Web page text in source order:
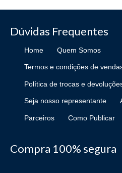
Dúvidas Frequentes
Home Quem Somos
Termos e condições de
Política de trocas e
Seja nosso representante
Parceiros Como Publicar
Compra 100% segura